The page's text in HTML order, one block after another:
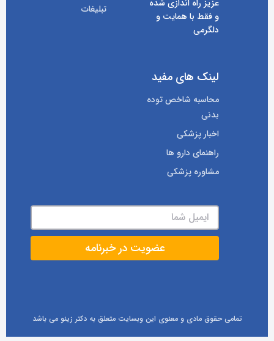
عزیز راه اندازی شده
و فقط با همایت و
دلگرمی
تبلیغات
لینک های مفید
محاسبه شاخص توده
بدنی
اخبار پزشکی
راهنمای دارو ها
مشاوره پزشکی
تمامی حقوق مادی و معنوی این وبسایت متعلق به دکتر زینو می باشد